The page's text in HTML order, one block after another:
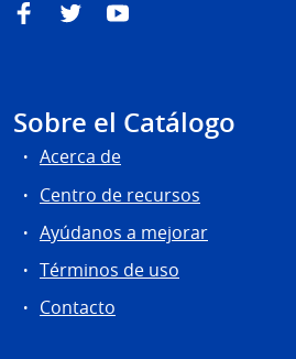
FacebookTwitterYouTube
Sobre el Catálogo
Acerca de
Centro de recursos
Ayúdanos a mejorar
Términos de uso
Contacto